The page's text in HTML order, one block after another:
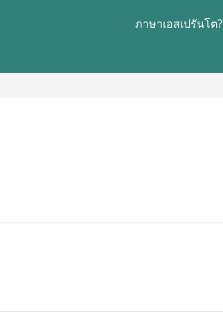
ภาษาเอสเปรันโต?